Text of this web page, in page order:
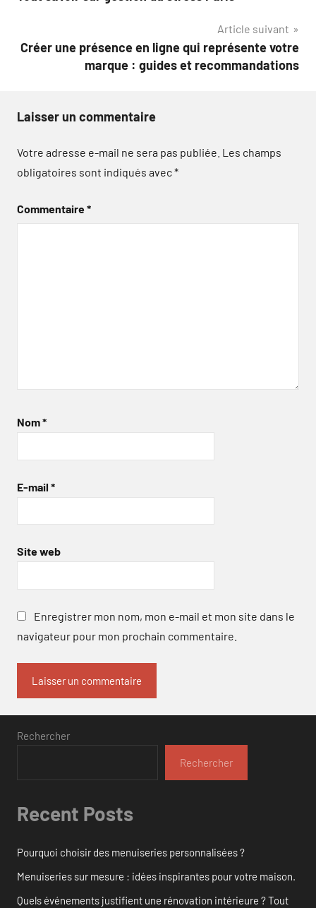
de
Article suivant
Créer une présence en ligne qui représente votre
marque : guides et recommandations
Laisser un commentaire
Votre adresse e-mail ne sera pas publiée. Les champs
obligatoires sont indiqués avec*
Commentaire*
Nom*
E-mail *
Site web
Enregistrer mon nom, mon e-mail et mon site dans le
navigateur pour mon prochain commentaire.
Rechercher
Rechercher
Recent Posts
Pourquoi choisir des menuiseries personnalisées ?
Menuiseries sur mesure : idées inspirantes pour votre maison.
Quels événements justifient une rénovation intérieure ? Tout